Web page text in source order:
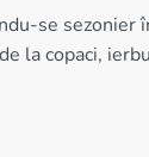
se
la copaci,